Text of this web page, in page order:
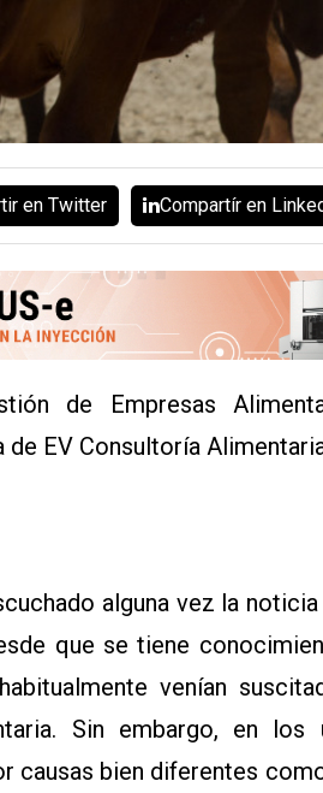
en Twitter Compartír en
de Empresas
EV Consultoría
alguna vez la
que se tiene
venían
Sin embargo, en los
causas bien diferentes